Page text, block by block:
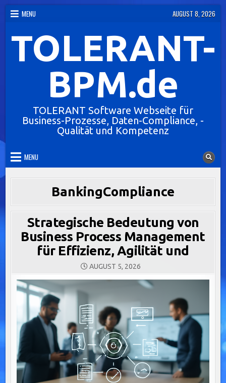
Skip
content
MENU AUGUST 8, 2026
TOLERANT-
BPM.de
TOLERANT Software Webseite für
Business-Prozesse, Daten-Compliance, -
Qualität und Kompetenz
MENU
BankingCompliance
Strategische Bedeutung von
Business Process Management
für Effizienz, Agilität und
AUGUST 5, 2026